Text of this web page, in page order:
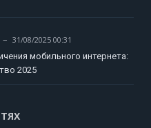
31/08/2025 00:31
мобильного интернета:
2025